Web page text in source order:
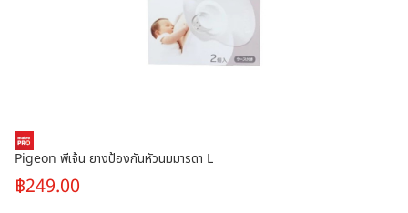
Pigeon พีเจ้น ยางป้องกันหัวนมมารดา L
249.00